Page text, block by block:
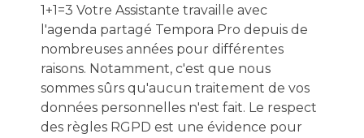
1+1=3 Votre Assistante travaille avec
l'agenda partagé Tempora Pro depuis de
nombreuses années pour différentes
raisons. Notamment, c'est que nous
sommes sûrs qu'aucun traitement de vos
données personnelles n'est fait. Le respect
des règles RGPD est une évidence pour